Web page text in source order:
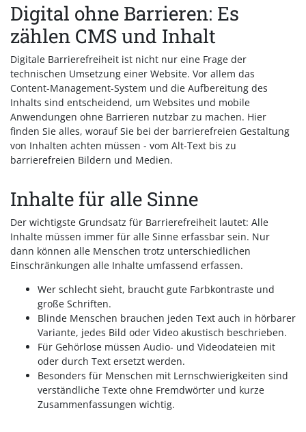
Digital ohne Barrieren: Es
zählen CMS und Inhalt
Digitale Barrierefreiheit ist nicht nur eine Frage der
technischen Umsetzung einer Website. Vor allem das
Content-Management-System und die Aufbereitung des
Inhalts sind entscheidend, um Websites und mobile
Anwendungen ohne Barrieren nutzbar zu machen. Hier
finden Sie alles, worauf Sie bei der barrierefreien Gestaltung
von Inhalten achten müssen - vom Alt-Text bis zu
barrierefreien Bildern und Medien.
Inhalte für alle Sinne
Der wichtigste Grundsatz für Barrierefreiheit lautet: Alle
Inhalte müssen immer für alle Sinne erfassbar sein. Nur
dann können alle Menschen trotz unterschiedlichen
Einschränkungen alle Inhalte umfassend erfassen.
Wer schlecht sieht, braucht gute Farbkontraste und
große Schriften.
Blinde Menschen brauchen jeden Text auch in hörbarer
Variante, jedes Bild oder Video akustisch beschrieben.
Für Gehörlose müssen Audio- und Videodateien mit
oder durch Text ersetzt werden.
Besonders für Menschen mit Lernschwierigkeiten sind
verständliche Texte ohne Fremdwörter und kurze
Zusammenfassungen wichtig.